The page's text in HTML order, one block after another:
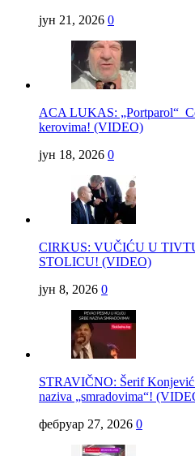
јун 21, 2026 0
ACA LUKAS: „Portparol“
kerovima! (VIDEO)
јун 18, 2026 0
CIRKUS: VUČIĆU U
STOLICU! (VIDEO)
јун 8, 2026 0
STRAVIČNO: Šerif Konjević
naziva „smradovima“!
фебруар 27, 2026 0